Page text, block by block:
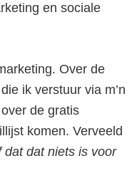
en sociale
Over de
ik verstuur via m’n
de gratis
komen. Verveeld
dat dat niets is voor